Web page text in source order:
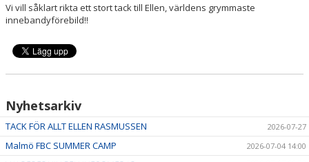
Vi vill såklart rikta ett stort tack till Ellen, världens grymmaste
innebandyförebild!!
Nyhetsarkiv
TACK FÖR ALLT ELLEN RASMUSSEN 2026-07-27
Malmö FBC SUMMER CAMP 2026-07-04 14:00